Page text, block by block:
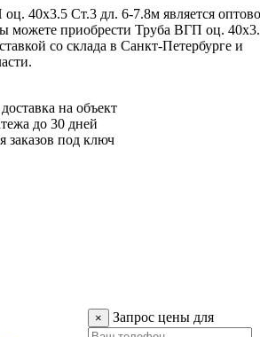
40х3.5 Ст.3 дл. 6-7.8м является
можете приобрести Труба ВГП оц.
со склада в Санкт-Петербурге и
на объект
до 30 дней
заказов под ключ
× Запрос цены для